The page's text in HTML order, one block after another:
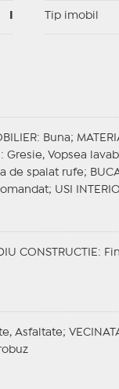
Tip imobil
: Buna;
: Gresie, Vopsea
de spalat rufe;
USI
CONSTRUCTIE :
Asfaltate;